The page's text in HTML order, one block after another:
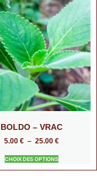
BOLDO – VRAC
5.00 € – 25.00 €
CHOIX DES OPTIONS